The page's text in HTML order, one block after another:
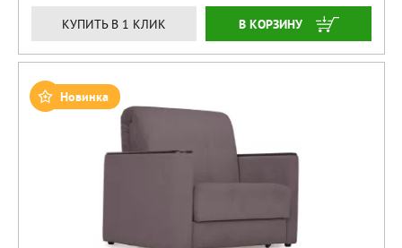
КУПИТЬ В 1 КЛИК ЗАКАЗАТЬ
Новинка